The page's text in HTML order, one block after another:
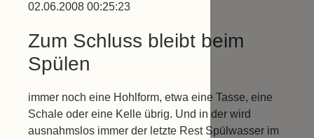
02.06.2008 00:25:23
Zum Schluss bleibt beim
Spülen
immer noch eine Hohlform, etwa eine Tasse, eine
Schale oder eine Kelle übrig. Und in der wird
ausnahmslos immer der letzte Rest Spülwasser im